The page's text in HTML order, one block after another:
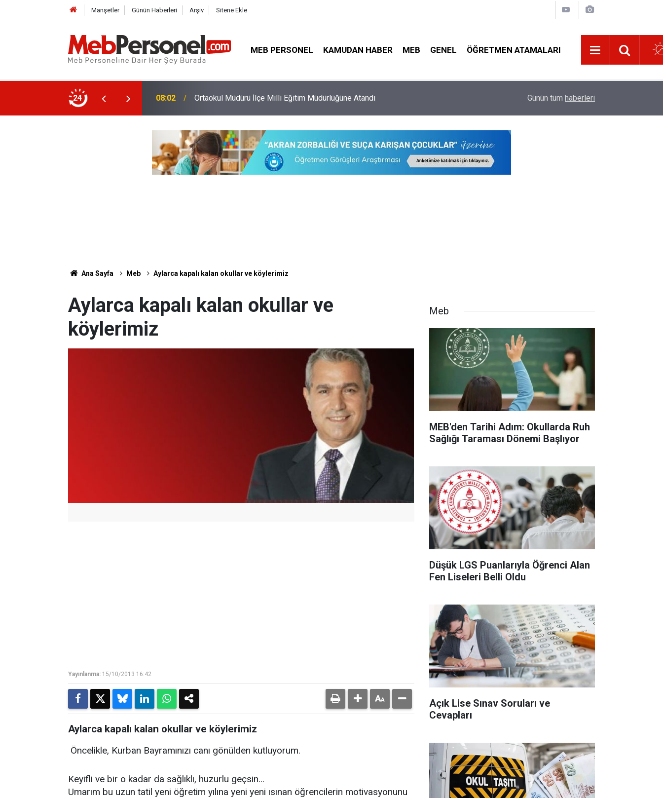
Manşetler Günün Haberleri Arşiv Sitene Ekle
MEB PERSONEL KAMUDAN HABER MEB GENEL ÖĞRETMEN ATAMALARI
24
Tercih Ekranı 08:02 Ortaokul Müdürü İlçe Milli Eğitim Müdürlüğüne Atandı O Öğretmenlik Bölümü Tıpla Yarışıyor!
Günün tüm haberleri
Ana Sayfa Meb Aylarca kapalı kalan okullar ve köylerimiz
Aylarca kapalı kalan okullar ve
köylerimiz
Yayınlanma: 15/10/2013 16:42
Aylarca kapalı kalan okullar ve köylerimiz
Öncelikle, Kurban Bayramınızı canı gönülden kutluyorum.
Keyifli ve bir o kadar da sağlıklı, huzurlu geçsin...
Umarım bu uzun tatil yeni öğretim yılına yeni yeni ısınan öğrencilerin motivasyonunu
Meb
MEB'den Tarihi Adım: Okullarda Ruh
Sağlığı Taraması Dönemi Başlıyor
Düşük LGS Puanlarıyla Öğrenci Alan
Fen Liseleri Belli Oldu
Açık Lise Sınav Soruları ve
Cevapları